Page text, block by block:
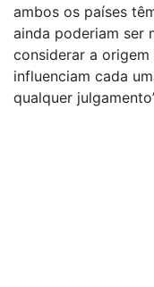
ambos os países
ainda poderiam ser
considerar a
influenciam cada
qualquer